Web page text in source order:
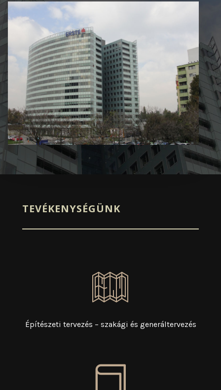
TEVÉKENYSÉGÜNK
Építészeti tervezés – szakági és generáltervezés
